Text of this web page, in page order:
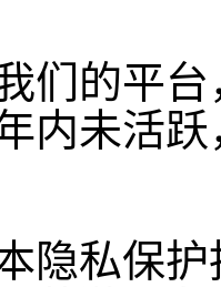
们的平
内未活
隐私保